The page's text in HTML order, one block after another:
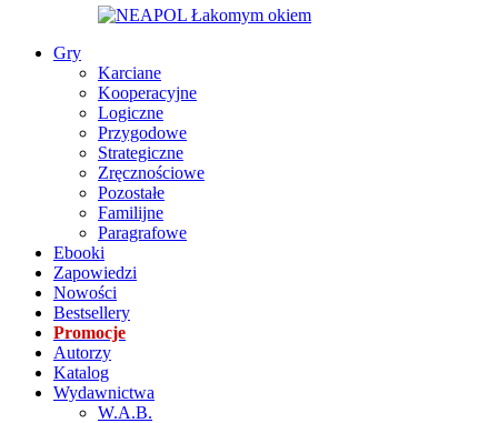
Gry
Karciane
Kooperacyjne
Logiczne
Przygodowe
Strategiczne
Zręcznościowe
Pozostałe
Familijne
Paragrafowe
Ebooki
Zapowiedzi
Nowości
Bestsellery
Promocje
Autorzy
Katalog
Wydawnictwa
W.A.B.